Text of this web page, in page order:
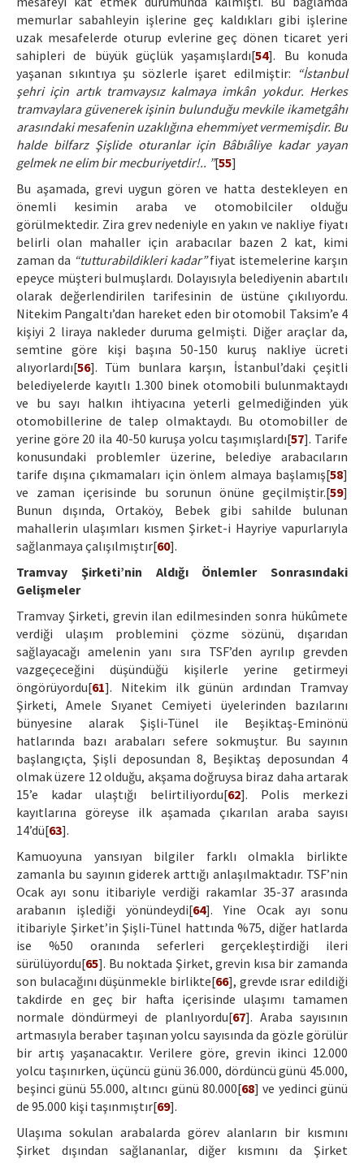
memurlar sabahleyin işlerine geç kaldıkları gibi işlerine
uzak mesafelerde oturup evlerine geç dönen ticaret yeri
sahipleri de büyük güçlük yaşamışlardı[54]. Bu konuda
yaşanan sıkıntıya şu sözlerle işaret edilmiştir: “İstanbul
şehri için artık tramvaysız kalmaya imkân yokdur. Herkes
tramvaylara güvenerek işinin bulunduğu mevkile ikametgâhı
arasındaki mesafenin uzaklığına ehemmiyet vermemişdir. Bu
halde bilfarz Şişlide oturanlar için Bâbıâliye kadar yayan
gelmek ne elim bir mecburiyetdir!.. ”[55]
Bu aşamada, grevi uygun gören ve hatta destekleyen en
önemli kesimin araba ve otomobilciler olduğu
görülmektedir. Zira grev nedeniyle en yakın ve nakliye fiyatı
belirli olan mahaller için arabacılar bazen 2 kat, kimi
zaman da “tutturabildikleri kadar”fiyat istemelerine karşın
epeyce müşteri bulmuşlardı. Dolayısıyla belediyenin abartılı
olarak değerlendirilen tarifesinin de üstüne çıkılıyordu.
Nitekim Pangaltı’dan hareket eden bir otomobil Taksim’e 4
kişiyi 2 liraya nakleder duruma gelmişti. Diğer araçlar da,
semtine göre kişi başına 50-150 kuruş nakliye ücreti
alıyorlardı[56]. Tüm bunlara karşın, İstanbul’daki çeşitli
belediyelerde kayıtlı 1.300 binek otomobili bulunmaktaydı
ve bu sayı halkın ihtiyacına yeterli gelmediğinden yük
otomobillerine de talep olmaktaydı. Bu otomobiller de
yerine göre 20 ila 40-50 kuruşa yolcu taşımışlardı[57]. Tarife
konusundaki problemler üzerine, belediye arabacıların
tarife dışına çıkmamaları için önlem almaya başlamış[58]
ve zaman içerisinde bu sorunun önüne geçilmiştir.[59]
Bunun dışında, Ortaköy, Bebek gibi sahilde bulunan
mahallerin ulaşımları kısmen Şirket-i Hayriye vapurlarıyla
sağlanmaya çalışılmıştır[60].
Tramvay Şirketi’nin Aldığı Önlemler Sonrasındaki
Gelişmeler
Tramvay Şirketi, grevin ilan edilmesinden sonra hükûmete
verdiği ulaşım problemini çözme sözünü, dışarıdan
sağlayacağı amelenin yanı sıra TSF’den ayrılıp grevden
vazgeçeceğini düşündüğü kişilerle yerine getirmeyi
öngörüyordu[61]. Nitekim ilk günün ardından Tramvay
Şirketi, Amele Sıyanet Cemiyeti üyelerinden bazılarını
bünyesine alarak Şişli-Tünel ile Beşiktaş-Eminönü
hatlarında bazı arabaları sefere sokmuştur. Bu sayının
başlangıçta, Şişli deposundan 8, Beşiktaş deposundan 4
olmak üzere 12 olduğu, akşama doğruysa biraz daha artarak
15’e kadar ulaştığı belirtiliyordu[62]. Polis merkezi
kayıtlarına göreyse ilk aşamada çıkarılan araba sayısı
14’dü[63].
Kamuoyuna yansıyan bilgiler farklı olmakla birlikte
zamanla bu sayının giderek arttığı anlaşılmaktadır. TSF’nin
Ocak ayı sonu itibariyle verdiği rakamlar 35-37 arasında
arabanın işlediği yönündeydi[64]. Yine Ocak ayı sonu
itibariyle Şirket’in Şişli-Tünel hattında %75, diğer hatlarda
ise %50 oranında seferleri gerçekleştirdiği ileri
sürülüyordu[65]. Bu noktada Şirket, grevin kısa bir zamanda
son bulacağını düşünmekle birlikte[66], grevde ısrar edildiği
takdirde en geç bir hafta içerisinde ulaşımı tamamen
normale döndürmeyi de planlıyordu[67]. Araba sayısının
artmasıyla beraber taşınan yolcu sayısında da gözle görülür
bir artış yaşanacaktır. Verilere göre, grevin ikinci 12.000
yolcu taşınırken, üçüncü günü 36.000, dördüncü günü 45.000,
beşinci günü 55.000, altıncı günü 80.000[68] ve yedinci günü
de 95.000 kişi taşınmıştır[69].
Ulaşıma sokulan arabalarda görev alanların bir kısmını
Şirket dışından sağlananlar, diğer kısmını da Şirket